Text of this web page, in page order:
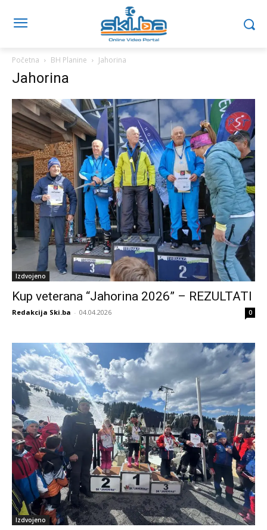
Početna BH Planine Jahorina
Jahorina
Izdvojeno
Kup veterana “Jahorina 2026” – REZULTATI
Redakcija Ski.ba - 04.04.2026 0
Izdvojeno